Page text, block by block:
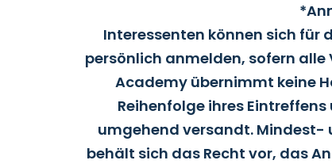
Interessenten können sich für
persönlich anmelden, sofern
Academy übernimmt keine
Reihenfolge ihres
umgehend versandt. Mindest-
behält sich das Recht vor, das